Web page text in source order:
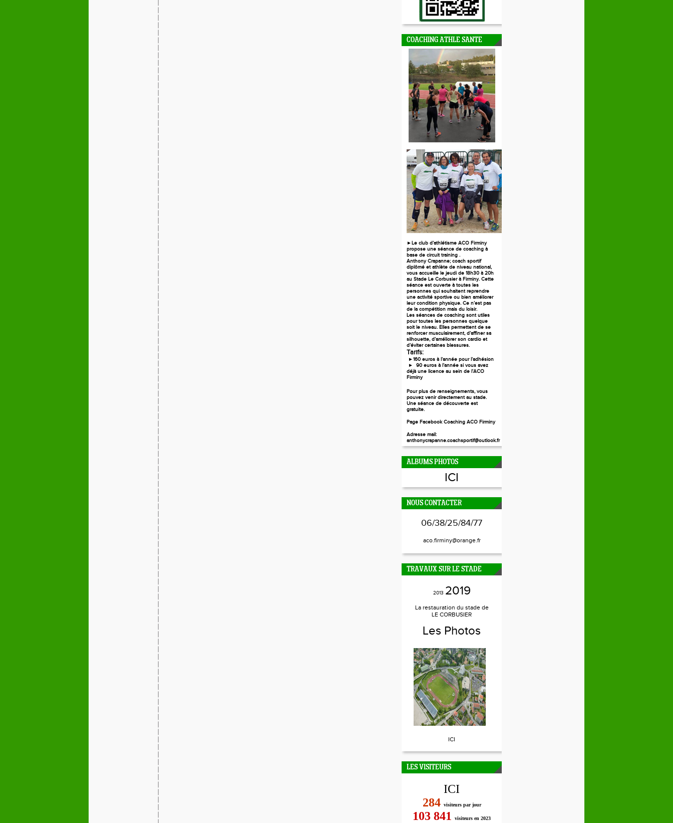
COACHING ATHLE SANTE
►Le club d’athlétisme ACO Firminy
propose une séance de coaching à
base de circuit training .
Anthony Crapanne; coach sportif
diplômé et athlète de niveau national,
vous accueille le jeudi de 18h30 à 20h
au Stade Le Corbusier à Firminy. Cette
séance est ouverte à toutes les
personnes qui souhaitent reprendre
une activité sportive ou bien améliorer
leur condition physique. Ce n’est pas
de la compétition mais du loisir.
Les séances de coaching sont utiles
pour toutes les personnes quelque
soit le niveau. Elles permettent de se
renforcer musculairement, d’affiner sa
silhouette, d’améliorer son cardio et
d’éviter certaines blessures.
Tarifs:
►160 euros à l’année pour l’adhésion
► 90 euros à l’année si vous avez
déjà une licence au sein de l’ACO
Firminy
Pour plus de renseignements, vous
pouvez venir directement au stade.
Une séance de découverte est
gratuite.
Page Facebook Coaching ACO Firminy
Adresse mail:
anthonycrapanne.coachsportif@outlook.fr
ALBUMS PHOTOS
ICI
NOUS CONTACTER
06/38/25/84/77
aco.firminy@orange.fr
TRAVAUX SUR LE STADE
2013 2019
La restauration du stade de
LE CORBUSIER
Les Photos
ICI
LES VISITEURS
ICI
284 visiteurs par jour
103 841
visiteurs en 2023